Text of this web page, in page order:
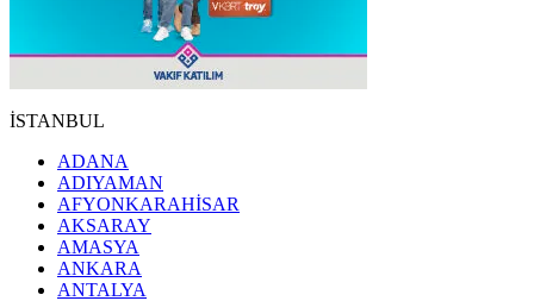
İSTANBUL
ADANA
ADIYAMAN
AFYONKARAHİSAR
AKSARAY
AMASYA
ANKARA
ANTALYA